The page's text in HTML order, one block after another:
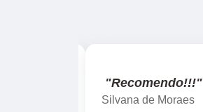
"Recomendo!!!"
Silvana de Moraes